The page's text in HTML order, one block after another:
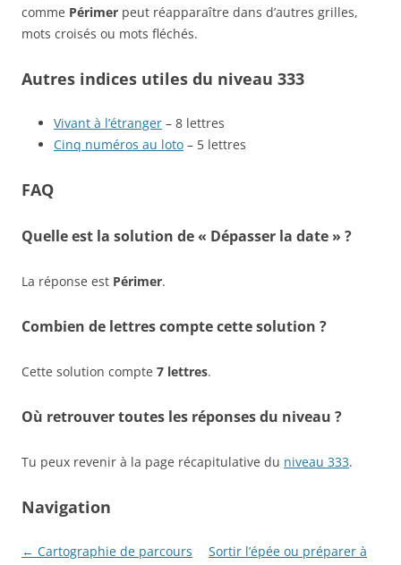
comme Périmer peut réapparaître dans d’autres grilles,
mots croisés ou mots fléchés.
Autres indices utiles du niveau 333
Vivant à l’étranger – 8 lettres
Cinq numéros au loto – 5 lettres
FAQ
Quelle est la solution de « Dépasser la date » ?
La réponse est Périmer.
Combien de lettres compte cette solution ?
Cette solution compte 7 lettres.
Où retrouver toutes les réponses du niveau ?
Tu peux revenir à la page récapitulative du niveau 333.
Navigation
← Cartographie de parcours
Sortir l’épée ou préparer à